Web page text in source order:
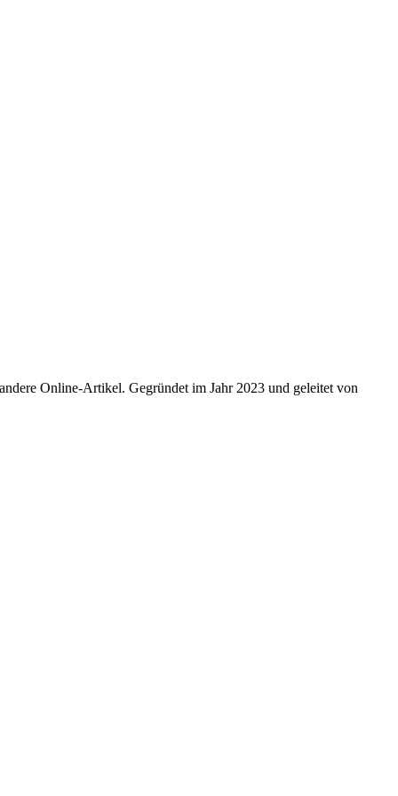
Online-Artikel. Gegründet im Jahr 2023 und geleitet von